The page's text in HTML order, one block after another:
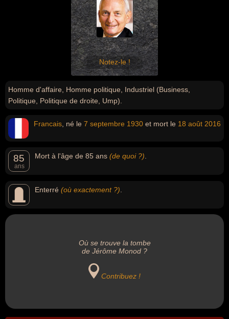
Notez-le !
Homme d'affaire, Homme politique, Industriel (Business,
Politique, Politique de droite, Ump).
Francais , né le 7 septembre 1930 et mort le 18 août 2016
85
ans
Mort à l'âge de 85 ans (de quoi ?)
Enterré (où exactement ?)
Où se trouve la tombe
de Jérôme Monod ?
Contribuez !